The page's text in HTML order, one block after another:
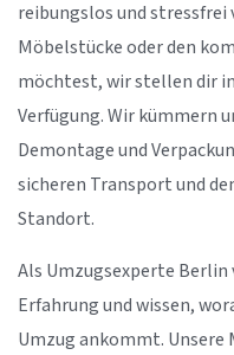
reibungslos und stressfrei
Möbelstücke oder den
möchtest, wir stellen dir
Verfügung. Wir kümmern
Demontage und
sicheren Transport und
Standort.
Als Umzugsexperte
Erfahrung und wissen,
Umzug ankommt.